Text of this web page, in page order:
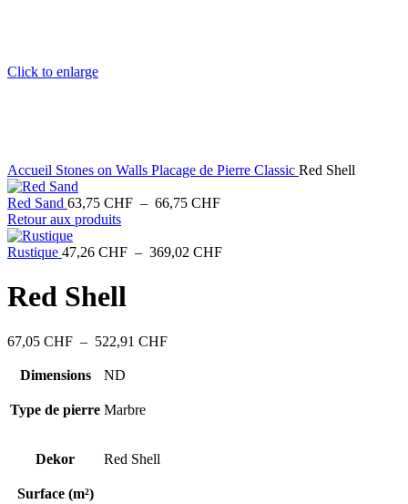
Click to enlarge
Accueil Stones on Walls Placage de Pierre Classic Red Shell
Red Sand 63,75 CHF – 66,75 CHFPlage
63,75 CHF
Retour aux produits
Rustique 47,26 CHF – 369,02 CHFPlage
Red Shell
67,05 CHF – 522,91 CHFPlage
Dimensions ND
Type de pierre Marbre
Dekor Red Shell
Surface (m²)